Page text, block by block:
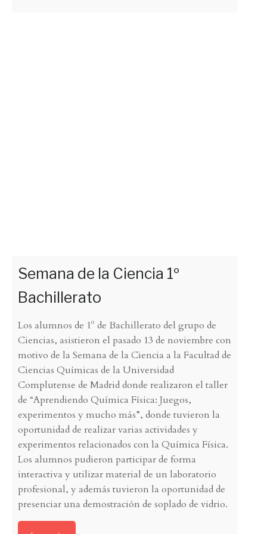
Semana de la Ciencia 1º
Bachillerato
Los alumnos de 1º de Bachillerato del grupo de
Ciencias, asistieron el pasado 13 de noviembre con
motivo de la Semana de la Ciencia a la Facultad de
Ciencias Químicas de la Universidad
Complutense de Madrid donde realizaron el taller
de “Aprendiendo Química Física: Juegos,
experimentos y mucho más”, donde tuvieron la
oportunidad de realizar varias actividades y
experimentos relacionados con la Química Física.
Los alumnos pudieron participar de forma
interactiva y utilizar material de un laboratorio
profesional, y además tuvieron la oportunidad de
presenciar una demostración de soplado de vidrio.